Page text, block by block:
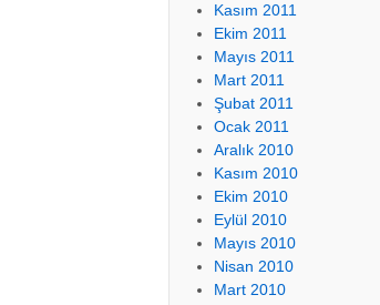
Kasım 2011
Ekim 2011
Mayıs 2011
Mart 2011
Şubat 2011
Ocak 2011
Aralık 2010
Kasım 2010
Ekim 2010
Eylül 2010
Mayıs 2010
Nisan 2010
Mart 2010